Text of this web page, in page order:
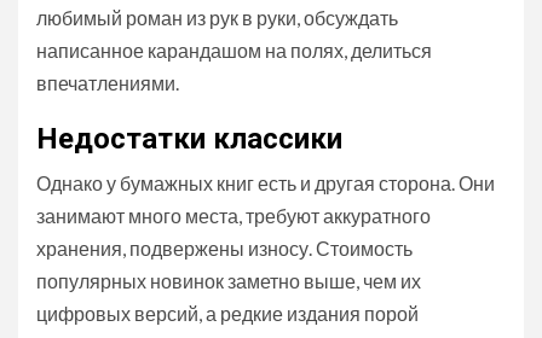
любимый роман из рук в руки, обсуждать
написанное карандашом на полях, делиться
впечатлениями.
Недостатки классики
Однако у бумажных книг есть и другая сторона. Они
занимают много места, требуют аккуратного
хранения, подвержены износу. Стоимость
популярных новинок заметно выше, чем их
цифровых версий, а редкие издания порой